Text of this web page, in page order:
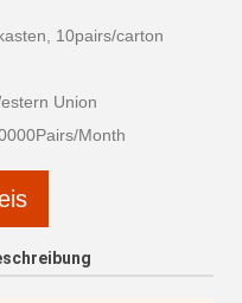
10pairs/carton
Union
Month